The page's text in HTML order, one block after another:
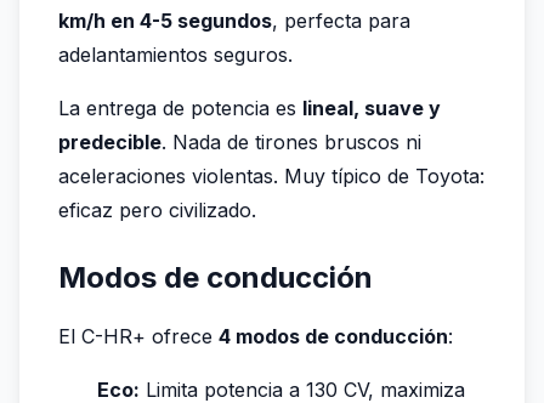
km/h en 4-5 segundos, perfecta para
adelantamientos seguros.
La entrega de potencia es lineal, suave y
predecible. Nada de tirones bruscos ni
aceleraciones violentas. Muy típico de Toyota:
eficaz pero civilizado.
Modos de conducción
El C-HR+ ofrece 4 modos de conducción:
Eco: Limita potencia a 130 CV, maximiza